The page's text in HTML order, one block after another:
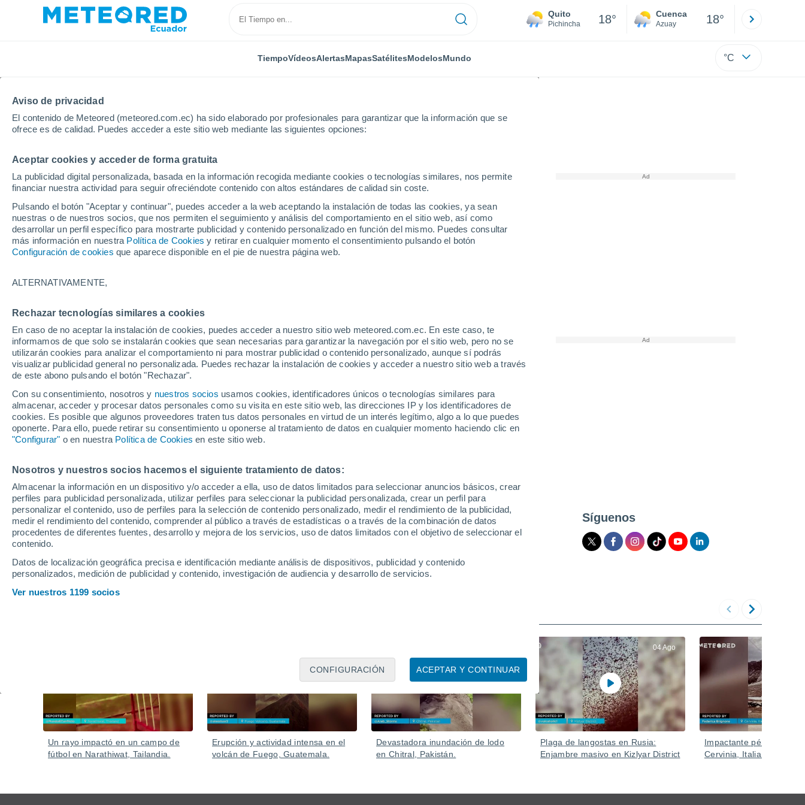
Aviso de privacidad
El contenido de Meteored (meteored.com.ec) ha sido elaborado por profesionales para garantizar que la información que se
ofrece es de calidad. Puedes acceder a este sitio web mediante las siguientes opciones:
Aceptar cookies y acceder de forma gratuita
La publicidad digital personalizada, basada en la información recogida mediante cookies o tecnologías similares, nos permite
financiar nuestra actividad para seguir ofreciéndote contenido con altos estándares de calidad sin coste.
Pulsando el botón "Aceptar y continuar", puedes acceder a la web aceptando la instalación de todas las cookies, ya sean
nuestras o de nuestros socios, que nos permiten el seguimiento y análisis del comportamiento en el sitio web, así como
desarrollar un perfil específico para mostrarte publicidad y contenido personalizado en función del mismo. Puedes consultar
más información en nuestra Política de Cookies y retirar en cualquier momento el consentimiento pulsando el botón
Configuración de cookies que aparece disponible en el pie de nuestra página web.
ALTERNATIVAMENTE,
Rechazar tecnologías similares a cookies
En caso de no aceptar la instalación de cookies, puedes acceder a nuestro sitio web meteored.com.ec. En este caso, te
informamos de que solo se instalarán cookies que sean necesarias para garantizar la navegación por el sitio web, pero no se
utilizarán cookies para analizar el comportamiento ni para mostrar publicidad o contenido personalizado, aunque sí podrás
visualizar publicidad general no personalizada. Puedes rechazar la instalación de cookies y acceder a nuestro sitio web a través
de este abono pulsando el botón "Rechazar".
Con su consentimiento, nosotros y nuestros socios usamos cookies, identificadores únicos o tecnologías similares para
almacenar, acceder y procesar datos personales como su visita en este sitio web, las direcciones IP y los identificadores de
cookies. Es posible que algunos proveedores traten tus datos personales en virtud de un interés legítimo, algo a lo que puedes
oponerte. Para ello, puede retirar su consentimiento u oponerse al tratamiento de datos en cualquier momento haciendo clic en
"Configurar" o en nuestra Política de Cookies en este sitio web.
Nosotros y nuestros socios hacemos el siguiente tratamiento de datos:
Almacenar la información en un dispositivo y/o acceder a ella, uso de datos limitados para seleccionar anuncios básicos, crear
perfiles para publicidad personalizada, utilizar perfiles para seleccionar la publicidad personalizada, crear un perfil para
personalizar el contenido, uso de perfiles para la selección de contenido personalizado, medir el rendimiento de la publicidad,
medir el rendimiento del contenido, comprender al público a través de estadísticas o a través de la combinación de datos
procedentes de diferentes fuentes, desarrollo y mejora de los servicios, uso de datos limitados con el objetivo de seleccionar el
contenido.
Datos de localización geográfica precisa e identificación mediante análisis de dispositivos, publicidad y contenido
personalizados, medición de publicidad y contenido, investigación de audiencia y desarrollo de servicios.
Ver nuestros 1199 socios
ACEPTAR Y CONTINUAR
CONFIGURACIÓN
Quito
Pichincha 18° Cuenca
Azuay 18°
TiempoVídeosAlertasMapasSatélitesModelosMundo °C
Inicio Vídeos ¡Olas gigantes en Oaxaca (Mexico) por la llegada de Erick! La aproximación de este devastador huracán de categoría 4 está causando graves inundaciones
¡Olas gigantes en Oaxaca (Mexico) por la llegada
de Erick! La aproximación de este devastador
huracán de categoría 4 está causando graves
inundaciones
En las últimas horas ha provocado cortes de electricidad y daños a los árboles. Se ordenaron evacuaciones y el
cierre de cientos de negocios por el impacto del huracán.
Síguenos
Un rayo impactó en un campo de
fútbol en Narathiwat, Tailandia.
Erupción y actividad intensa en el
volcán de Fuego, Guatemala.
Devastadora inundación de lodo
en Chitral, Pakistán.
04 Ago
Plaga de langostas en Rusia:
Enjambre masivo en Kizlyar District
Impactante pérdida de
Cervinia, Italia.